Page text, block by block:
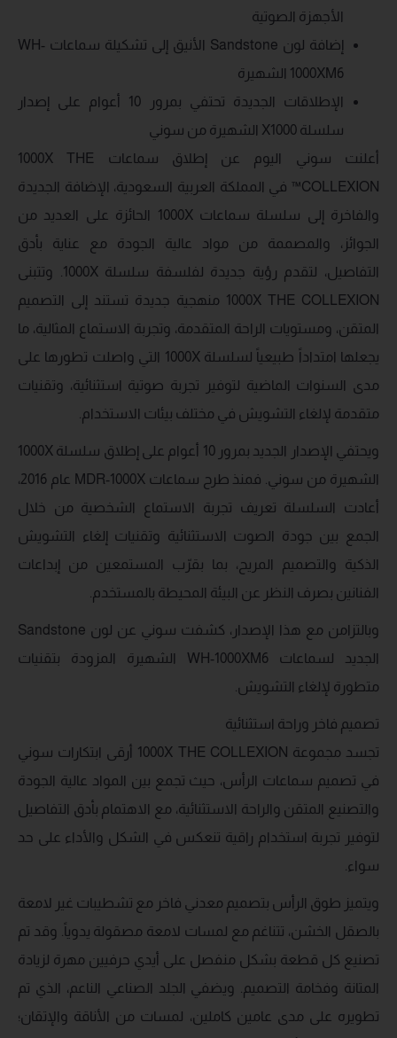
الأجهزة الصوتية
إضافة لون Sandstone الأنيق إلى تشكيلة سماعات WH-
1000XM6 الشهيرة
الإطلاقات الجديدة تحتفي بمرور 10 أعوام على إصدار
سلسلة X1000 الشهيرة من سوني
أعلنت سوني اليوم عن إطلاق سماعات 1000X THE
COLLEXION™️ في المملكة العربية السعودية، الإضافة الجديدة
والفاخرة إلى سلسلة سماعات 1000X الحائزة على العديد من
الجوائز، والمصممة من مواد عالية الجودة مع عناية بأدق
التفاصيل، لتقدم رؤية جديدة لفلسفة سلسلة 1000X. وتتبنى
1000X THE COLLEXION منهجية جديدة تستند إلى التصميم
المتقن، ومستويات الراحة المتقدمة، وتجربة الاستماع المثالية، ما
يجعلها امتداداً طبيعياً لسلسلة 1000X التي واصلت تطورها على
مدى السنوات الماضية لتوفير تجربة صوتية استثنائية، وتقنيات
متقدمة لإلغاء التشويش في مختلف بيئات الاستخدام.
ويحتفي الإصدار الجديد بمرور 10 أعوام على إطلاق سلسلة 1000X
الشهيرة من سوني. فمنذ طرح سماعات MDR-1000X عام 2016،
أعادت السلسلة تعريف تجربة الاستماع الشخصية من خلال
الجمع بين جودة الصوت الاستثنائية وتقنيات إلغاء التشويش
الذكية والتصميم المريح، بما بقرّب المستمعين من إبداعات
الفنانين بصرف النظر عن البيئة المحيطة بالمستخدم.
وبالتزامن مع هذا الإصدار، كشفت سوني عن لون Sandstone
الجديد لسماعات WH-1000XM6 الشهيرة المزودة بتقنيات
متطورة لإلغاء التشويش.
تصميم فاخر وراحة استثنائية
تجسد مجموعة 1000X THE COLLEXION أرقى ابتكارات سوني
في تصميم سماعات الرأس، حيث تجمع بين المواد عالية الجودة
والتصنيع المتقن والراحة الاستثنائية، مع الاهتمام بأدق التفاصيل
لتوفير تجربة استخدام راقية تنعكس في الشكل والأداء على حد
سواء.
ويتميز طوق الرأس بتصميم معدني فاخر مع تشطيبات غير لامعة
بالصقل الخشن، تتناغم مع لمسات لامعة مصقولة يدوياً. وقد تم
تصنيع كل قطعة بشكل منفصل على أيدي حرفيين مهرة لزيادة
المتانة وفخامة التصميم. ويضفي الجلد الصناعي الناعم، الذي تم
تطويره على مدى عامين كاملين، لمسات من الأناقة والإتقان؛